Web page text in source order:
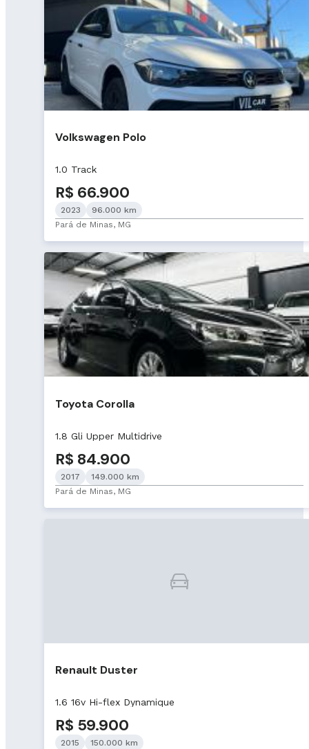
Volkswagen Polo
1.0 Track
R$ 66.900
2023
96.000 km
Pará de Minas, MG
Toyota Corolla
1.8 Gli Upper Multidrive
R$ 84.900
2017
149.000 km
Pará de Minas, MG
Renault Duster
1.6 16v Hi-flex Dynamique
R$ 59.900
2015
150.000 km